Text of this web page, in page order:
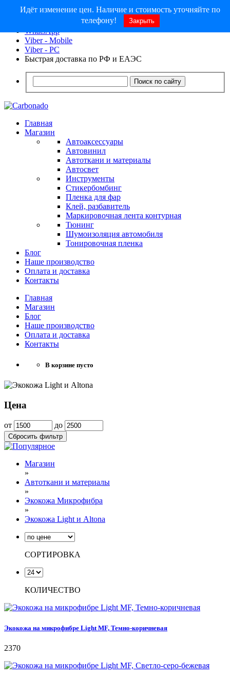
Идёт изменение цен. Наличие и стоимость уточняйте по
телефону!
Закрыть
8 (913) 030 - 12 - 91
info@carbonado24.com
WhatsApp
Viber - Mobile
Viber - PC
Быстрая доставка по РФ и ЕАЭС
Поиск по сайту
Главная
Магазин
Автоаксессуары
Автовинил
Автоткани и материалы
Автосвет
Инструменты
Стикербомбинг
Пленка для фар
Клей, разбавитель
Маркировочная лента контурная
Тюнинг
Шумоизоляция автомобиля
Тонировочная пленка
Блог
Наше производство
Оплата и доставка
Контакты
Главная
Магазин
Блог
Наше производство
Оплата и доставка
Контакты
В корзине пусто
Цена
от до
Сбросить фильтр
Магазин
»
Автоткани и материалы
»
Экокожа Микрофибра
»
Экокожа Light и Altona
СОРТИРОВКА
КОЛИЧЕСТВО
Экокожа на микрофибре Light MF, Темно-коричневая
2370